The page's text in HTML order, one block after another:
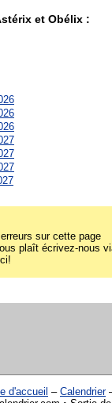
et Obélix :
sur cette page
plaît écrivez-nous
d'accueil – Calendrier